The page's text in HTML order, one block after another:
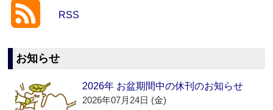
RSS
お知らせ
2026年 お盆期間中の休刊のお知らせ
2026年07月24日 (金)